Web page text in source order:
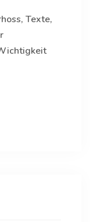
Texte,